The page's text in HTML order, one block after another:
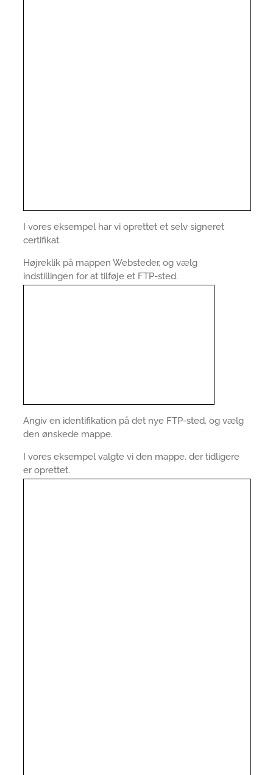
I vores eksempel har vi oprettet et selv signeret
certifikat.
Højreklik på mappen Websteder, og vælg
indstillingen for at tilføje et FTP-sted.
Angiv en identifikation på det nye FTP-sted, og vælg
den ønskede mappe.
I vores eksempel valgte vi den mappe, der tidligere
er oprettet.